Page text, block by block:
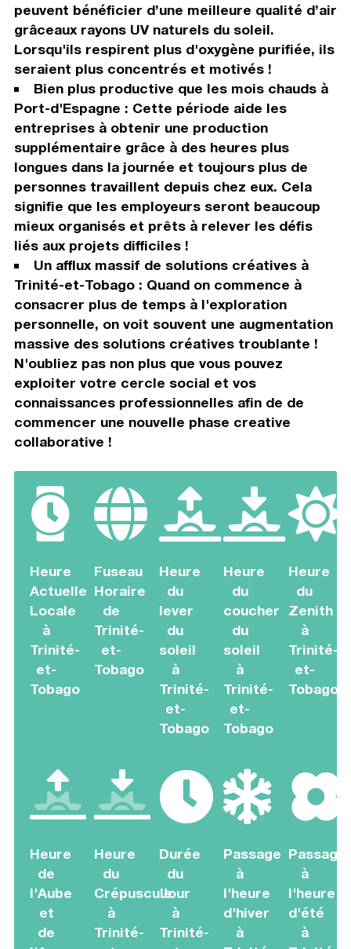
peuvent bénéficier d’une meilleure qualité d’air
grâceaux rayons UV naturels du soleil.
Lorsqu'ils respirent plus d'oxygène purifiée, ils
seraient plus concentrés et motivés !
Bien plus productive que les mois chauds à
Port-d'Espagne : Cette période aide les
entreprises à obtenir une production
supplémentaire grâce à des heures plus
longues dans la journée et toujours plus de
personnes travaillent depuis chez eux. Cela
signifie que les employeurs seront beaucoup
mieux organisés et prêts à relever les défis
liés aux projets difficiles !
Un afflux massif de solutions créatives à
Trinité-et-Tobago : Quand on commence à
consacrer plus de temps à l'exploration
personnelle, on voit souvent une augmentation
massive des solutions créatives troublante !
N'oubliez pas non plus que vous pouvez
exploiter votre cercle social et vos
connaissances professionnelles afin de de
commencer une nouvelle phase creative
collaborative !
Heure
Actuelle
Locale
à
Trinité-
et-
Tobago
Fuseau
Horaire
de
Trinité-
et-
Tobago
Heure
du
lever
du
soleil
à
Trinité-
et-
Tobago
Heure
du
coucher
du
soleil
à
Trinité-
et-
Tobago
Heure
du
Zenith
à
Trinité-
et-
Tobago
Heure
de
l'Aube
et
de
Heure
du
Crépuscule
à
Trinité-
Durée
du
Jour
à
Trinité-
Passage
à
l'heure
d'hiver
à
Passage
à
l'heure
d'été
à